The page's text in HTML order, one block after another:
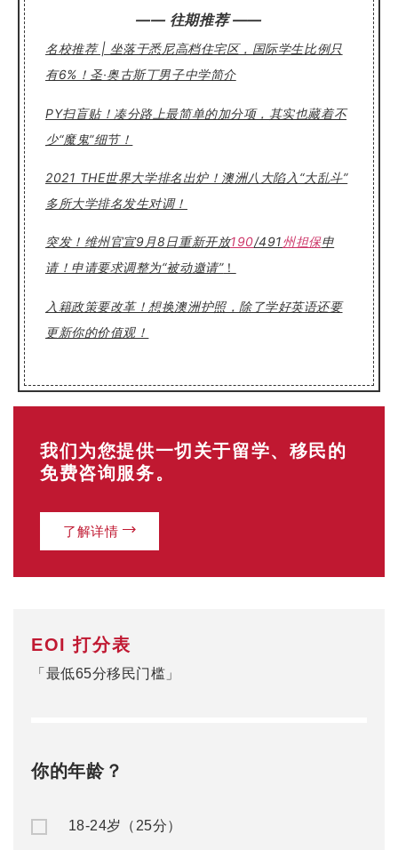
—— 往期推荐 ——
名校推荐 | 坐落于悉尼高档住宅区，国际学生比例只
有6%！圣·奥古斯丁男子中学简介
PY扫盲贴！凑分路上最简单的加分项，其实也藏着不
少“魔鬼”细节！
2021 THE世界大学排名出炉！澳洲八大陷入“大乱斗”
多所大学排名发生对调！
突发！维州官宣9月8日重新开放190/491州担保申
请！申请要求调整为“被动邀请”！
入籍政策要改革！想换澳洲护照，除了学好英语还要
更新你的价值观！
我们为您提供一切关于留学、移民的
免费咨询服务。
了解详情
EOI 打分表
「最低65分移民门槛」
你的年龄？
18-24岁（25分）